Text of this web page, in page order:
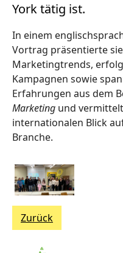
York tätig ist.
In einem
Vortrag präsentierte
Marketingtrends,
Kampagnen sowie
Erfahrungen aus dem
Marketing und
internationalen Blick
Branche.
Zurück